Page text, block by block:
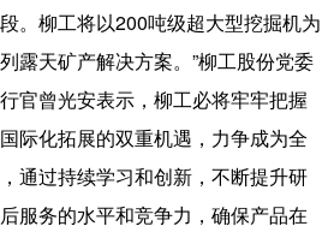
娱乐 时尚
书画 一带一路
文化产业
。柳工将以200吨级超大型挖掘机为
露天矿产解决方案。”柳工股份党委
官曾光安表示，柳工必将牢牢把握
际化拓展的双重机遇，力争成为全
通过持续学习和创新，不断提升研
服务的水平和竞争力，确保产品在